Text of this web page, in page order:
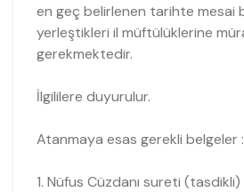
en geç belirlenen tarihte mesai
yerleştikleri il müftülüklerine
gerekmektedir.
İlgililere duyurulur.
Atanmaya esas gerekli belgeler :
1. Nüfus Cüzdanı sureti (tasdikli)